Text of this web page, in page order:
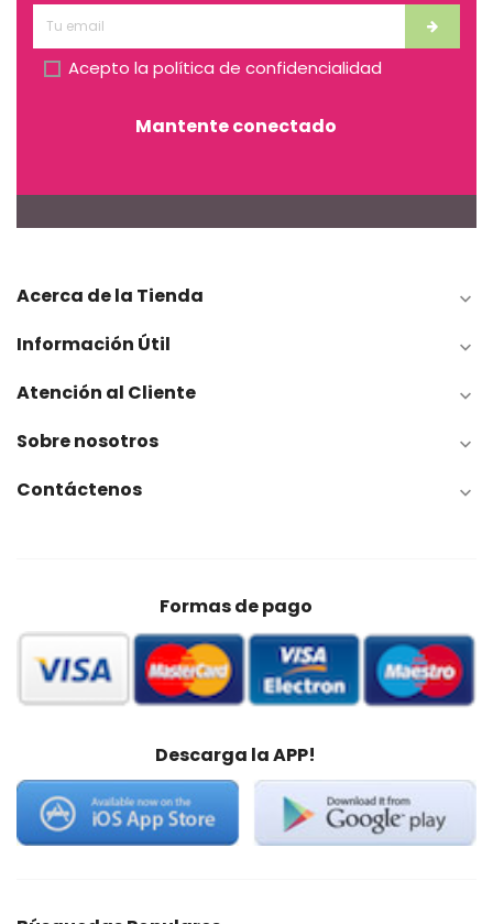
Acepto la política de confidencialidad
Mantente conectado
Acerca de la Tienda 
Información Útil 
Atención al Cliente 
Sobre nosotros 
Contáctenos 
Formas de pago
Descarga la APP!